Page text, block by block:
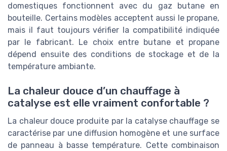
domestiques fonctionnent avec du gaz butane en
bouteille. Certains modèles acceptent aussi le propane,
mais il faut toujours vérifier la compatibilité indiquée
par le fabricant. Le choix entre butane et propane
dépend ensuite des conditions de stockage et de la
température ambiante.
La chaleur douce d’un chauffage à
catalyse est elle vraiment confortable ?
La chaleur douce produite par la catalyse chauffage se
caractérise par une diffusion homogène et une surface
de panneau à basse température. Cette combinaison